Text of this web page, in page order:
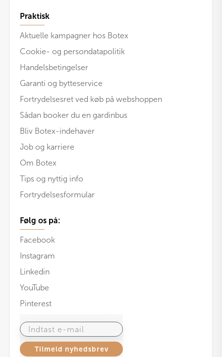
Praktisk
Aktuelle kampagner hos Botex
Cookie- og persondatapolitik
Handelsbetingelser
Garanti og bytteservice
Fortrydelsesret ved køb på webshoppen
Sådan booker du en gardinbus
Bliv Botex-indehaver
Job og karriere
Om Botex
Tips og nyttig info
Fortrydelsesformular
Følg os på:
Facebook
Instagram
Linkedin
YouTube
Pinterest
Indtast e-mail
Tilmeld nyhedsbrev